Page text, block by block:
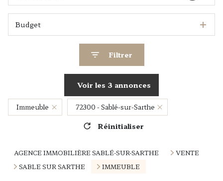
Budget
Filtrer
Voir les 3 annonces
Immeuble 72300 - Sablé-sur-Sarthe
Réinitialiser
AGENCE IMMOBILIÈRE SABLÉ-SUR-SARTHE
VENTE
SABLE SUR SARTHE
IMMEUBLE